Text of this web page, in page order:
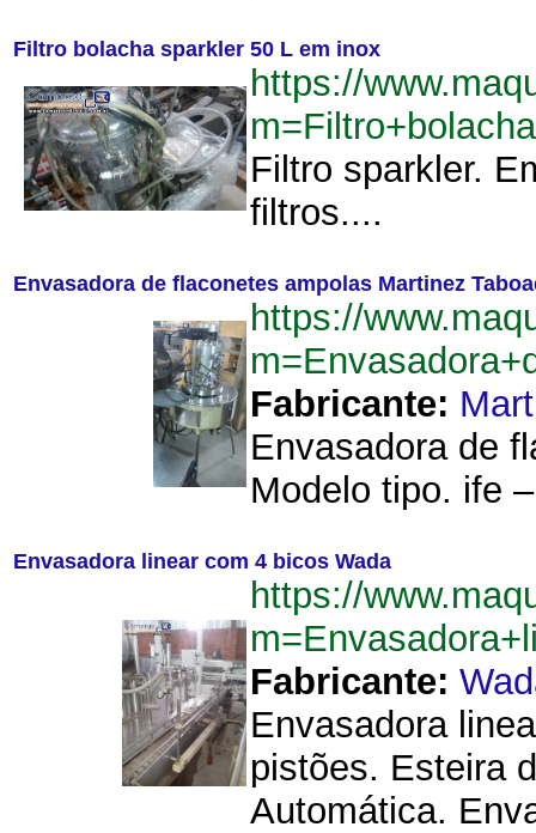
Filtro bolacha sparkler 50 L em inox
https://
Filtro sparkler.
filtros....
Envasadora de flaconetes ampolas Martinez
https://
Fabricante:
Envasadora de
Modelo tipo. ife
Envasadora linear com 4 bicos Wada
https://
Fabricante:
Envasadora
pistões. Esteira
Automática.